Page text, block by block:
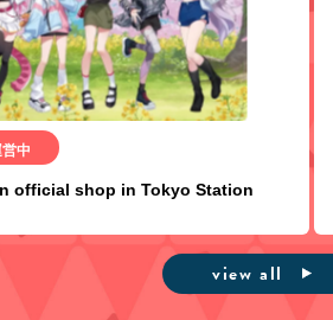
中
official shop in Tokyo Station
view all